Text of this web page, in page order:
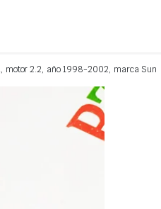
motor 2.2, año 1998-2002, marca Sun